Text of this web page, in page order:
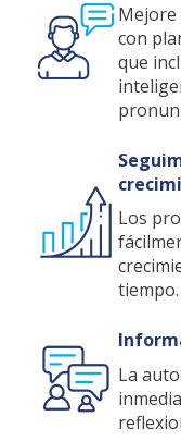
Mejore
con
que
Los
tiempo.
La